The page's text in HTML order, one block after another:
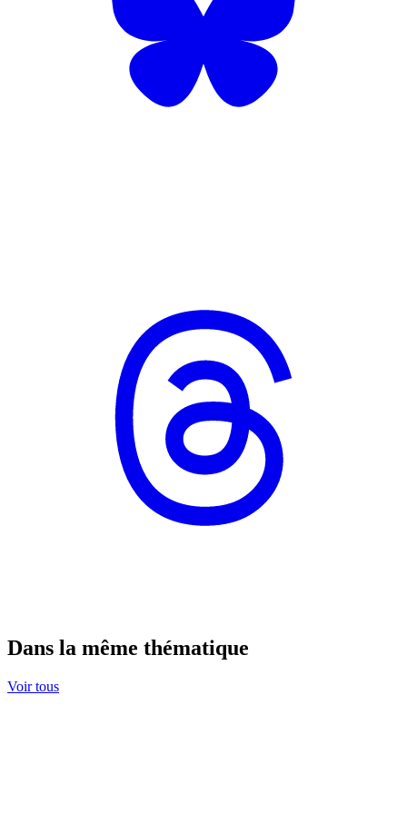
Dans la même thématique
Voir tous